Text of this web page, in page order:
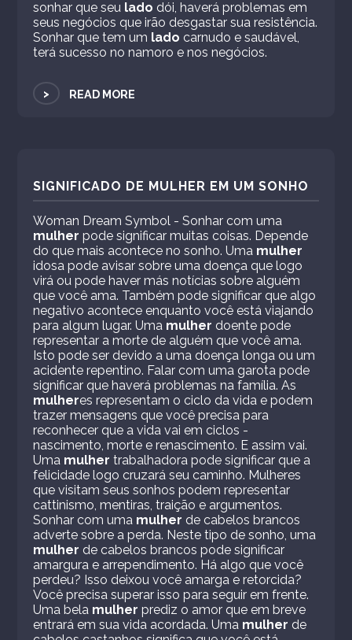
sonhar que seu lado dói, haverá problemas em
seus negócios que irão desgastar sua resistência.
Sonhar que tem um lado carnudo e saudável,
terá sucesso no namoro e nos negócios.
> READ MORE
SIGNIFICADO DE MULHER EM UM SONHO
Woman Dream Symbol - Sonhar com uma
mulher pode significar muitas coisas. Depende
do que mais acontece no sonho. Uma mulher
idosa pode avisar sobre uma doença que logo
virá ou pode haver más notícias sobre alguém
que você ama. Também pode significar que algo
negativo acontece enquanto você está viajando
para algum lugar. Uma mulher doente pode
representar a morte de alguém que você ama.
Isto pode ser devido a uma doença longa ou um
acidente repentino. Falar com uma garota pode
significar que haverá problemas na família. As
mulheres representam o ciclo da vida e podem
trazer mensagens que você precisa para
reconhecer que a vida vai em ciclos -
nascimento, morte e renascimento. E assim vai.
Uma mulher trabalhadora pode significar que a
felicidade logo cruzará seu caminho. Mulheres
que visitam seus sonhos podem representar
cattinismo, mentiras, traição e argumentos.
Sonhar com uma mulher de cabelos brancos
adverte sobre a perda. Neste tipo de sonho, uma
mulher de cabelos brancos pode significar
amargura e arrependimento. Há algo que você
perdeu? Isso deixou você amarga e retorcida?
Você precisa superar isso para seguir em frente.
Uma bela mulher prediz o amor que em breve
entrará em sua vida acordada. Uma mulher de